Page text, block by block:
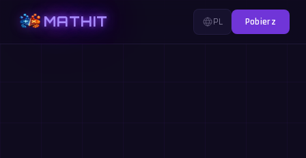
MATHIT PL Pobierz